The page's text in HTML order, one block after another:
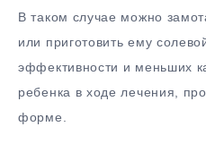
В таком случае можно
или приготовить ему
эффективности и меньших
ребенка в ходе лечения,
форме.